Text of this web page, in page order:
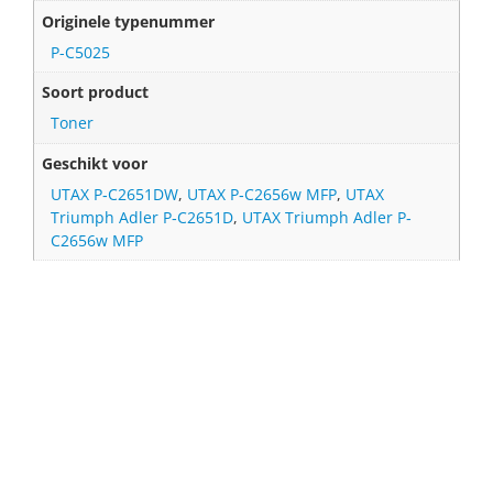
Originele typenummer
P-C5025
Soort product
Toner
Geschikt voor
UTAX P‐C2651DW, UTAX P‐C2656w MFP, UTAX
Triumph Adler P‐C2651D, UTAX Triumph Adler P‐
C2656w MFP